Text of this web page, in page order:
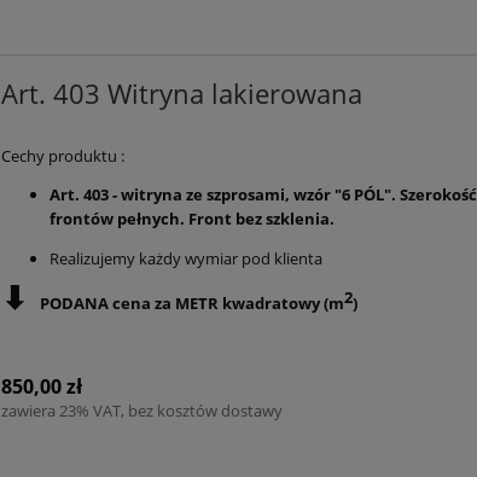
Art. 403 Witryna lakierowana
Cechy produktu :
Art. 403 - witryna ze szprosami, wzór "6 PÓL".
frontów pełnych. Front bez szklenia.
Realizujemy każdy wymiar pod klienta
⬇ PODANA cena za METR kwadratowy (m2)
850,00 zł
zawiera 23% VAT, bez kosztów dostawy